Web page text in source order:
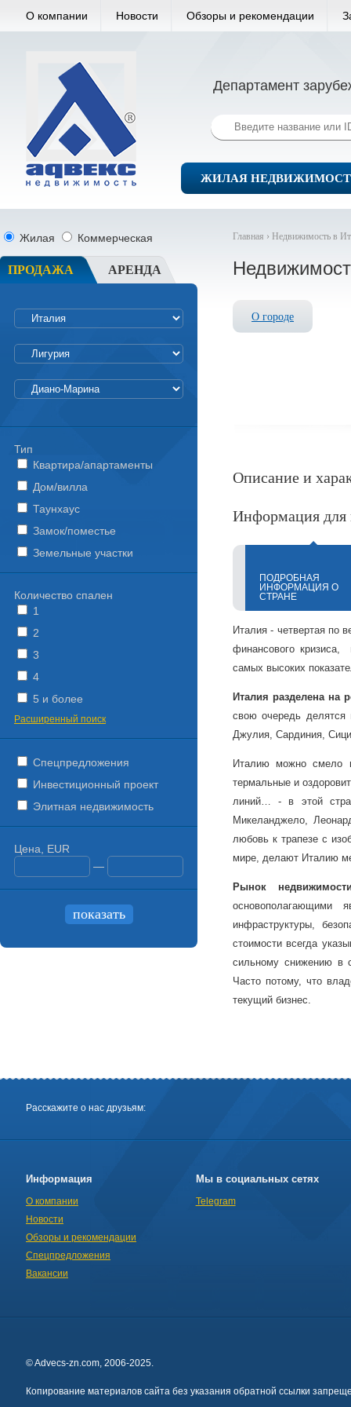
О компании Новости Обзоры и рекомендации
Департамент
ЖИЛАЯ
Главная › Недвижимость в
О городе
Описание и
Информация для
ПОДРОБНАЯ
ИНФОРМАЦИЯ О
СТРАНЕ
Италия - четвертая по
финансового
самых высоких
Италия разделена на
свою очередь делятся
Джулия, Сардиния,
Италию можно смело
термальные и
линий… - в этой
Микеланджело,
любовь к трапезе с
мире, делают Италию
Рынок
основополагающими
инфраструктуры,
стоимости всегда
сильному снижению в
Часто потому, что
текущий бизнес.
Жилая Коммерческая
ПРОДАЖА АРЕНДА
Тип
Квартира/апартаменты
Дом/вилла
Таунхаус
Замок/поместье
Земельные участки
Количество спален
1
2
3
4
5 и более
Расширенный поиск
Спецпредложения
Инвестиционный проект
Элитная недвижимость
Цена, EUR
—
Расскажите о нас друзьям:
Информация
О компании
Новости
Обзоры и рекомендации
Спецпредложения
Вакансии
Мы в социальных сетях
Telegram
© Advecs-zn.com, 2006-2025.
Копирование материалов сайта без указания обратной ссылки